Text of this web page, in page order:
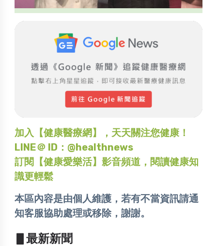
加入【健康醫療網】，天天關注您健康！
LINE＠ ID：@healthnews
訂閱【健康愛樂活】影音頻道，閱讀健康知
識更輕鬆
本區內容是由個人維護，若有不當資訊請通
知客服協助處理或移除，謝謝。
▋最新新聞